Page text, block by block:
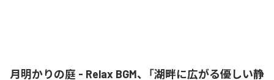
月明かりの庭 - Relax BGM、「湖畔に広がる優しい静